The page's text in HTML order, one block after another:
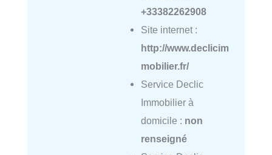
+33382262908
Site internet :
http://www.declicim
mobilier.fr/
Service Declic
Immobilier à
domicile : non
renseigné